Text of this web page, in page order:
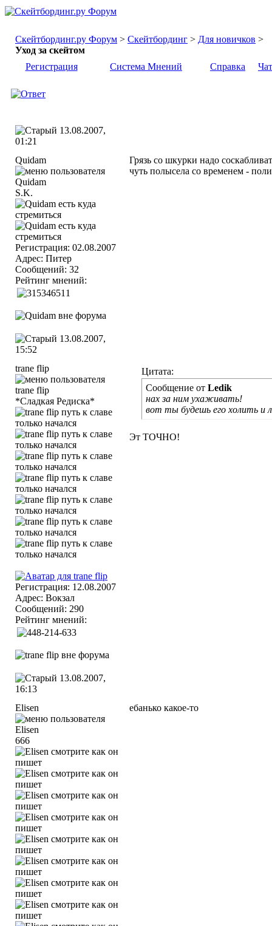
Скейтбординг.ру Форум > Скейтбординг > Для новичков >
Уход за скейтом
Регистрация
Система Мнений Справка Чат
13.08.2007,
01:21
Quidam
S.K.
Регистрация: 02.08.2007
Адрес: Питер
Сообщений: 32
Рейтинг мнений:
Грязь со шкурки надо
чуть полысела со временем -
13.08.2007,
15:52
trane flip
*Сладкая Редиска*
Регистрация: 12.08.2007
Адрес: Вокзал
Сообщений: 290
Рейтинг мнений:
Цитата:
Сообщение от Ledik
нах за ним ухаживать!
вот ты будешь его холить и
Эт ТОЧНО!
13.08.2007,
16:13
Elisen
666
eбaнько какое-то